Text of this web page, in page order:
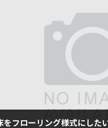
をフローリング様式にした